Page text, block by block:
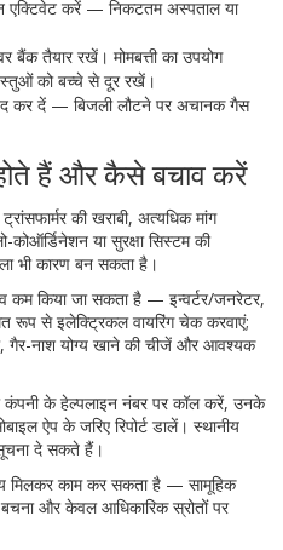
एक्टिवेट करें — निकटतम अस्पताल या
बैंक तैयार रखें। मोमबत्ती का उपयोग
को बच्चे से दूर रखें।
कर दें — बिजली लौटने पर अचानक गैस
हैं और कैसे बचाव करें
की खराबी, अत्यधिक मांग
या सुरक्षा सिस्टम की
भी कारण बन सकता है।
कम किया जा सकता है — इन्वर्टर/जनरेटर,
रूप से इलेक्ट्रिकल वायरिंग चेक करवाएं;
गैर-नाश योग्य खाने की चीजें और आवश्यक
कंपनी के हेल्पलाइन नंबर पर कॉल करें, उनके
ऐप के जरिए रिपोर्ट डालें। स्थानीय
दे सकते हैं।
काम कर सकता है — सामूहिक
और केवल आधिकारिक स्रोतों पर